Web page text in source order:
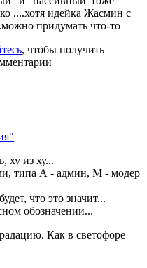
....хотя идейка Жасмин с
придумать что-то
, чтобы получить
ху из ху...
типа А - админ, М - модер
что это значит...
обозначении...
Как в светофоре